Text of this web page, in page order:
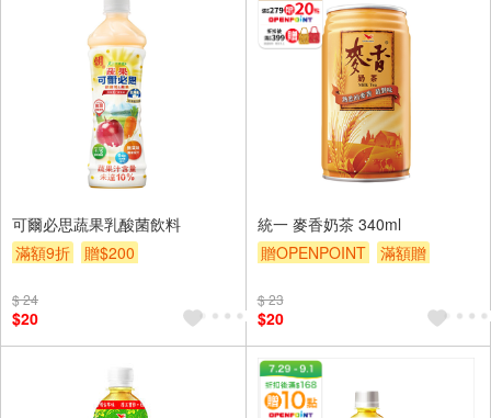
可爾必思蔬果乳酸菌飲料
滿額9折
贈$200
$ 24
$20
統一 麥香奶茶 340ml
贈OPENPOINT
滿額贈
$ 23
$20